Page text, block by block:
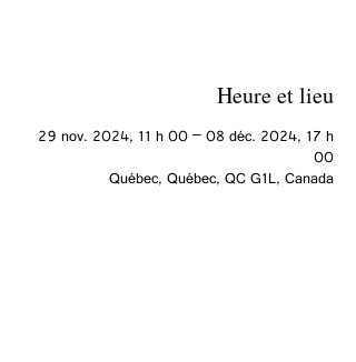
Heure et lieu
29 nov. 2024, 11 h 00 – 08 déc. 2024, 17 h
00
Québec, Québec, QC G1L, Canada